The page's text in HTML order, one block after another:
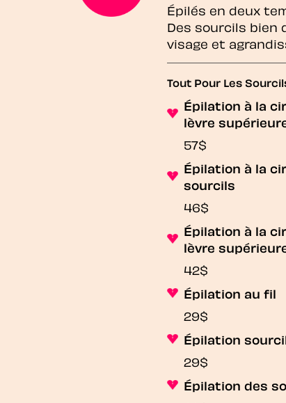
Épilés en deux
Des sourcils bien
visage et
Tout Pour Les
Épilation à la
lèvre
57$
Épilation à la
sourcils
46$
Épilation à la
lèvre
42$
Épilation au fil
29$
Épilation
29$
Épilation des